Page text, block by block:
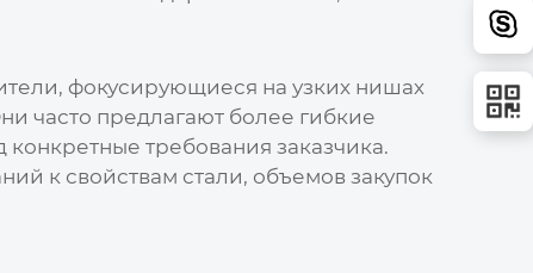
фокусирующиеся на узких нишах
часто предлагают более гибкие
требования заказчика.
к свойствам стали, объемов закупок